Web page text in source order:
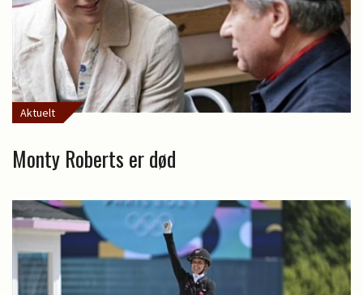
Aktuelt
Monty Roberts er død